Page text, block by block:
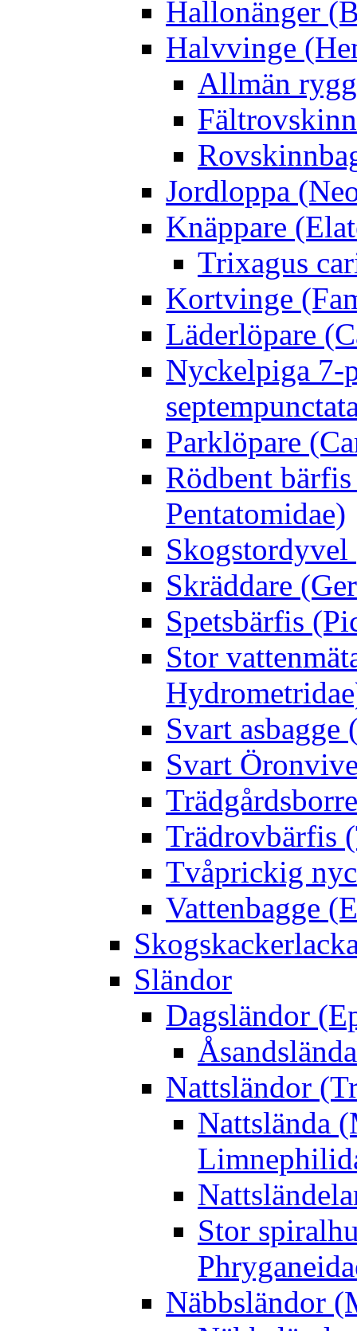
Hallonänger
Halvvinge
Allmän
Jordloppa
Knäppare
Trixagus
Kortvinge
Läderlöpare
Nyckelpiga 7-
Parklöpare
Rödbent
Pentatomidae)
Skogstordyvel
Skräddare
Spetsbärfis
Stor
Svart
Svart
Trädrovbärfis
Tvåprickig
Vattenbagge
Sländor
Dagsländor
Nattsländor
Nattslända
Stor
Näbbsländor